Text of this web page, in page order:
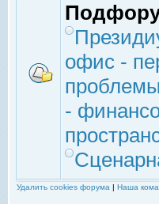
офис -
-
Удалить cookies форума | Наша